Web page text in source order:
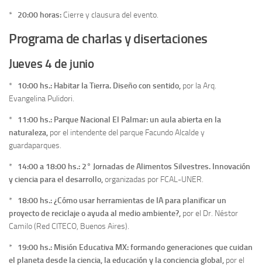
* 20:00 horas: Cierre y clausura del evento.
Programa de charlas y disertaciones
Jueves 4 de junio
* 10:00 hs.: Habitar la Tierra. Diseño con sentido, por la Arq.
Evangelina Pulidori.
* 11:00 hs.: Parque Nacional El Palmar: un aula abierta en la
naturaleza, por el intendente del parque Facundo Alcalde y
guardaparques.
* 14:00 a 18:00 hs.: 2° Jornadas de Alimentos Silvestres. Innovación
y ciencia para el desarrollo,organizadas por FCAL-UNER.
* 18:00 hs.: ¿Cómo usar herramientas de IA para planificar un
proyecto de reciclaje o ayuda al medio ambiente?, por el Dr. Néstor
Camilo (Red CITECO, Buenos Aires).
* 19:00 hs.: Misión Educativa MX: formando generaciones que cuidan
el planeta desde la ciencia, la educación y la conciencia global, por el